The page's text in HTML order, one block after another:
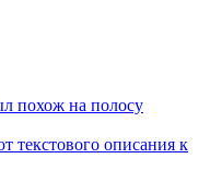
похож на полосу
текстового описания к